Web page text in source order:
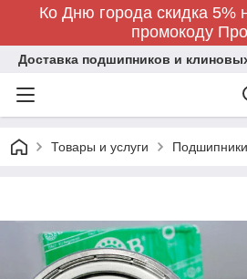
Ко Дню города скидка 5%
промокоду
Доставка подшипников и
Товары и услуги Подшипники